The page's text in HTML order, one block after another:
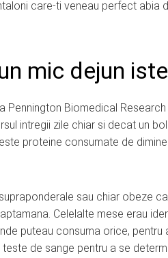
care-ti veneau perfect abia
mic dejun
Pennington Biomedical
intregii zile chiar si decat un
proteine consumate de
sau chiar obeze
Celelalte mese erau
puteau consuma orice,
de sange pentru a se